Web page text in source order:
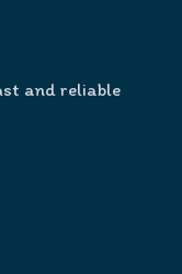
and reliable